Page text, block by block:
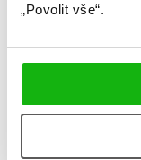
„Povolit vše“.
#mytologie
Olympské
Sedmý díl
Percy Jackson je v
doporučující
na univerzitu v